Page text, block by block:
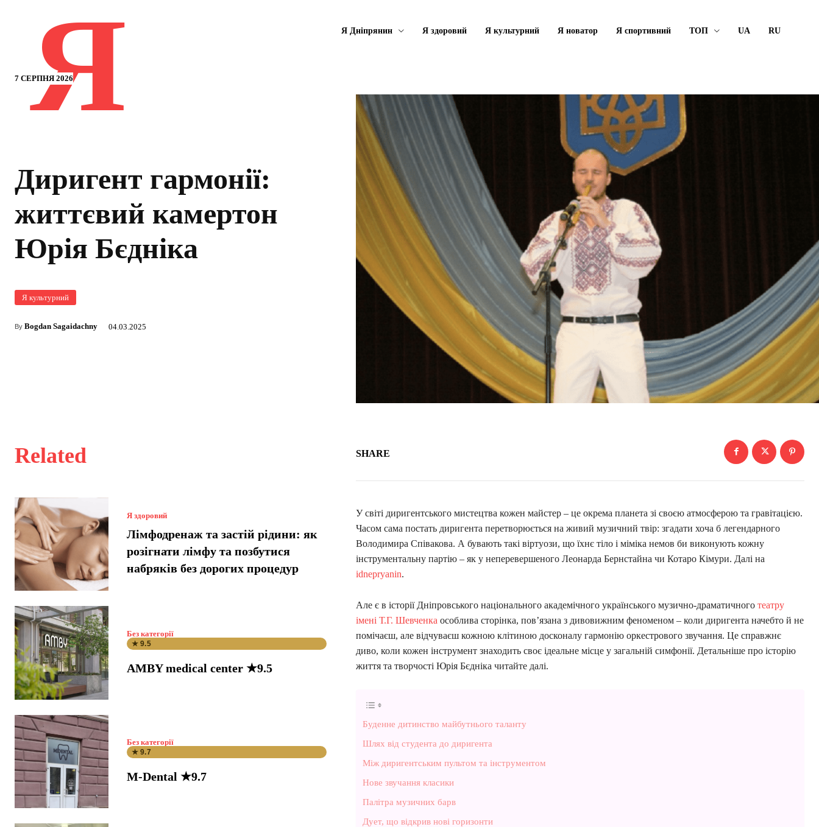
7 СЕРПНЯ 2026
Я Я Дніпрянин Я здоровий Я культурний Я новатор Я спортивний ТОП UA RU
Диригент гармонії:
життєвий камертон
Юрія Бєдніка
Я культурний
By Bogdan Sagaidachny 04.03.2025
Related
Я здоровий
Лімфодренаж та застій рідини: як
розігнати лімфу та позбутися
набряків без дорогих процедур
Без категорії
★ 9.5
AMBY medical center ★9.5
Без категорії
★ 9.7
M-Dental ★9.7
SHARE
У світі диригентського мистецтва кожен майстер – це окрема планета зі своєю атмосферою та гравітацією.
Часом сама постать диригента перетворюється на живий музичний твір: згадати хоча б легендарного
Володимира Співакова. А бувають такі віртуози, що їхнє тіло і міміка немов би виконують кожну
інструментальну партію – як у неперевершеного Леонарда Бернстайна чи Котаро Кімури. Далі на
idnepryanin.
Але є в історії Дніпровського національного академічного українського музично-драматичного театру
імені Т.Г. Шевченка особлива сторінка, пов’язана з дивовижним феноменом – коли диригента начебто й не
помічаєш, але відчуваєш кожною клітиною досконалу гармонію оркестрового звучання. Це справжнє
диво, коли кожен інструмент знаходить своє ідеальне місце у загальній симфонії. Детальніше про історію
життя та творчості Юрія Бєдніка читайте далі.
Буденне дитинство майбутнього таланту
Шлях від студента до диригента
Між диригентським пультом та інструментом
Нове звучання класики
Палітра музичних барв
Дует, що відкрив нові горизонти